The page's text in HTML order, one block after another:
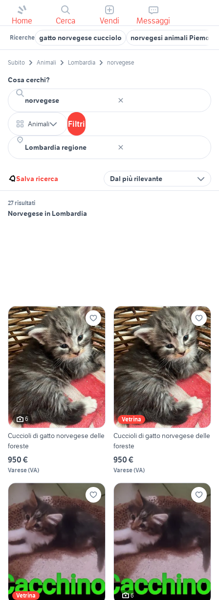
Home Cerca Vendi Messaggi
Ricerche gatto norvegese cucciolo norvegesi animali
Subito Animali Lombardia norvegese
Cosa cerchi?
Animali Filtri
Salva ricerca Dal più rilevante
27 risultati
Norvegese in Lombardia
6
Cuccioli di gatto norvegese delle
foreste
950 €
Varese(VA)
Vetrina
Cuccioli di gatto norvegese delle
foreste
950 €
Varese(VA)
Vetrina 6